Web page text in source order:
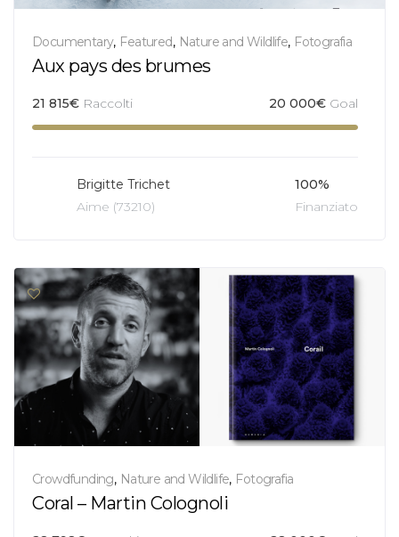
Documentary, Featured, Nature and Wildlife, Fotografia
Aux pays des brumes
21 815€ Raccolti 20 000€ Goal
Brigitte Trichet
Aime (73210)
100%
Finanziato
Crowdfunding, Nature and Wildlife, Fotografia
Coral – Martin Colognoli